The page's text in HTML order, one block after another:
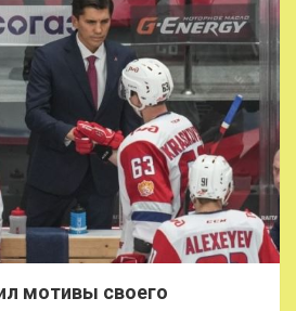
мотивы своего